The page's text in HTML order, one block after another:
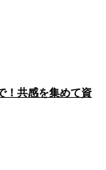
！共感を集めて資